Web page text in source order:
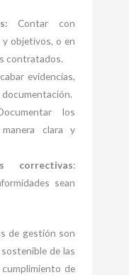
Contar con
objetivos, o en
contratados.
evidencias,
los
clara y
correctivas:
sean
de gestión son
de las
de